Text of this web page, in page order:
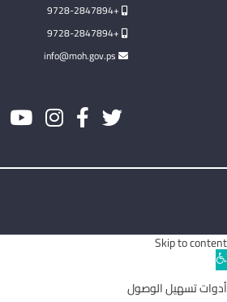
+9728-2847894
+9728-2847894
Skip to content
Open
toolbar
أدوات تسهيل الوصول